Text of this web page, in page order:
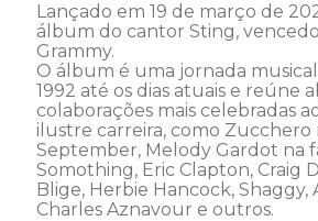
Lançado em 19 de março de
álbum do cantor Sting,
Grammy.
O álbum é uma jornada
1992 até os dias atuais e reúne
colaborações mais celebradas
ilustre carreira, como Zucchero
September, Melody Gardot na
Somothing, Eric Clapton, Craig
Blige, Herbie Hancock, Shaggy,
Charles Aznavour e outros.